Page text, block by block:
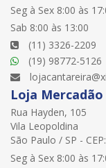
Seg à Sex 8:00 às
Sab 8:00 às 13:00
(11) 3326-2209
(19) 98772-5126
Loja
Rua Hayden, 105
Vila Leopoldina
São Paulo / SP -
Seg à Sex 8:00 às